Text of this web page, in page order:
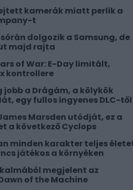
kamerák miatt perlik a
t
dolgozik a Samsung, de
majd rajta
of War: E-Day limitált,
kontrollere
jobb a Drágám, a kölykök
egy fullos ingyenes DLC-
Marsden utódját, ez a
a következő Cyclops
minden karakter teljes
játékos a környéken
megjelent az
of the Machine